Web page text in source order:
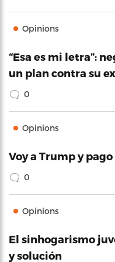
Opinions
“Esa es mi letra”:
un plan contra su
0
Opinions
Voy a Trump y
0
Opinions
El sinhogarismo
y solución